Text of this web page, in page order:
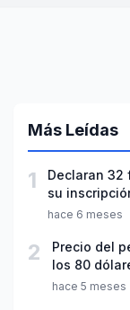
Más Leídas
1
Declaran 32
su
hace 6 meses
2
Precio del
los 80
hace 5 meses